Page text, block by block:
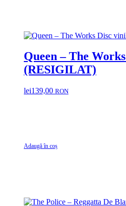
Queen – The Works Disc vinil VG
(RESIGILAT)
lei139,00 RON
Adaugă în coș